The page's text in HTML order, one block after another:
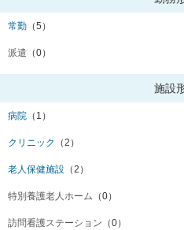
常勤 （5）
派遣 （0）
施設
病院 （1）
クリニック （2）
老人保健施設 （2）
特別養護老人ホーム （0）
訪問看護ステーション （0）